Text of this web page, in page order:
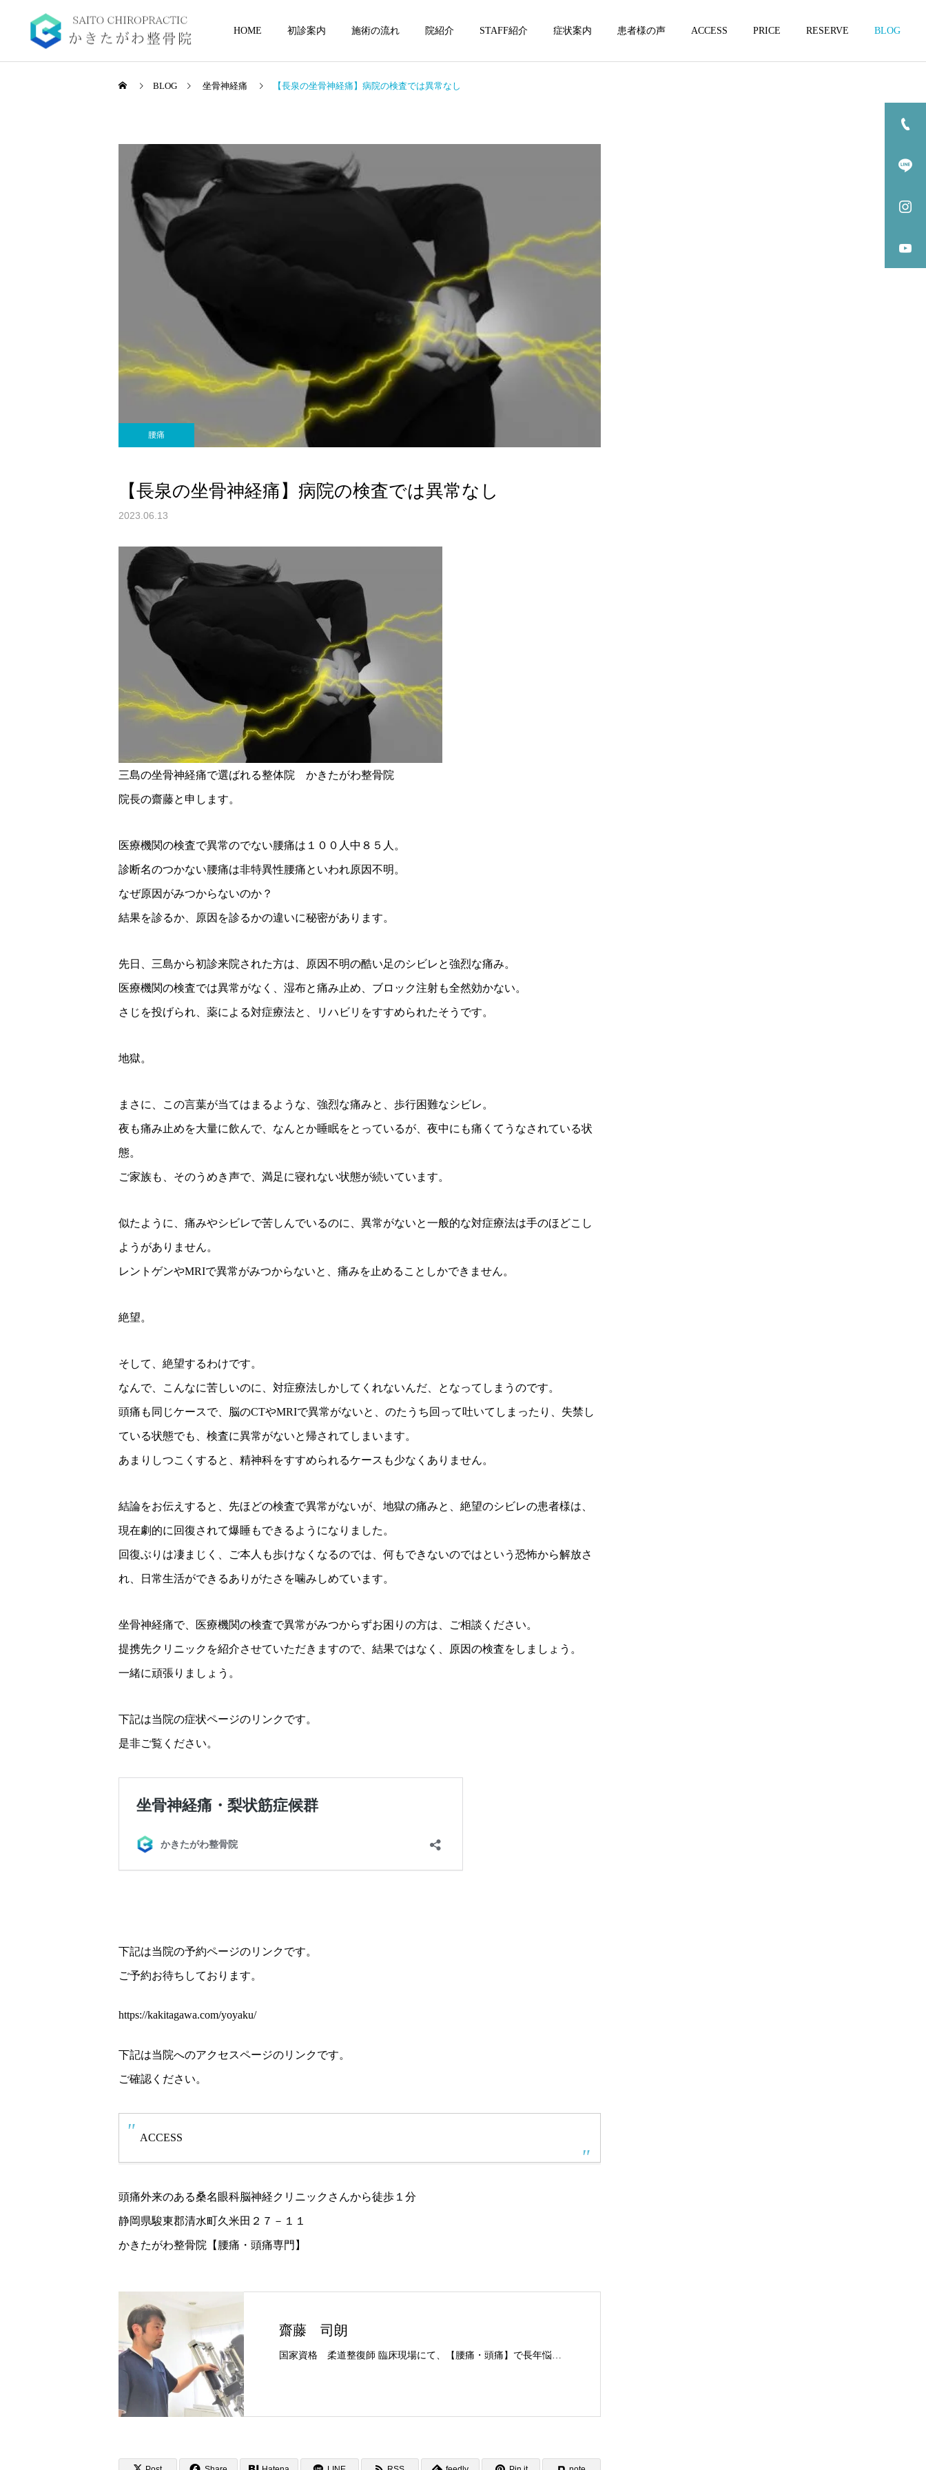
HOME 初診案内 施術の流れ 院紹介 STAFF紹介 症状案内 患者様の声 ACCESS PRICE RESERVE BLOG
起立性調節障害
起立性調節障害の症状5選
～理解と予防のために～
坐骨神経痛
坐骨神経痛の痛みや痺れの
特徴3選
坐骨神経痛とカイロプラク
BLOG 坐骨神経痛 【長泉の坐骨神経痛】病院の検査では異常なし
腰痛
【長泉の坐骨神経痛】病院の検査では異常なし
2023.06.13
三島の坐骨神経痛で選ばれる整体院 かきたがわ整骨院
院長の齋藤と申します。
医療機関の検査で異常のでない腰痛は１００人中８５人。
診断名のつかない腰痛は非特異性腰痛といわれ原因不明。
なぜ原因がみつからないのか？
結果を診るか、原因を診るかの違いに秘密があります。
先日、三島から初診来院された方は、原因不明の酷い足のシビレと強烈な痛み。
医療機関の検査では異常がなく、湿布と痛み止め、ブロック注射も全然効かない。
さじを投げられ、薬による対症療法と、リハビリをすすめられたそうです。
地獄。
まさに、この言葉が当てはまるような、強烈な痛みと、歩行困難なシビレ。
夜も痛み止めを大量に飲んで、なんとか睡眠をとっているが、夜中にも痛くてうなされている状
態。
ご家族も、そのうめき声で、満足に寝れない状態が続いています。
似たように、痛みやシビレで苦しんでいるのに、異常がないと一般的な対症療法は手のほどこし
ようがありません。
レントゲンやMRIで異常がみつからないと、痛みを止めることしかできません。
絶望。
そして、絶望するわけです。
なんで、こんなに苦しいのに、対症療法しかしてくれないんだ、となってしまうのです。
頭痛も同じケースで、脳のCTやMRIで異常がないと、のたうち回って吐いてしまったり、失禁し
ている状態でも、検査に異常がないと帰されてしまいます。
あまりしつこくすると、精神科をすすめられるケースも少なくありません。
結論をお伝えすると、先ほどの検査で異常がないが、地獄の痛みと、絶望のシビレの患者様は、
現在劇的に回復されて爆睡もできるようになりました。
回復ぶりは凄まじく、ご本人も歩けなくなるのでは、何もできないのではという恐怖から解放さ
れ、日常生活ができるありがたさを噛みしめています。
坐骨神経痛で、医療機関の検査で異常がみつからずお困りの方は、ご相談ください。
提携先クリニックを紹介させていただきますので、結果ではなく、原因の検査をしましょう。
一緒に頑張りましょう。
下記は当院の症状ページのリンクです。
是非ご覧ください。
下記は当院の予約ページのリンクです。
ご予約お待ちしております。
https://kakitagawa.com/yoyaku/
下記は当院へのアクセスページのリンクです。
ご確認ください。
ACCESS
頭痛外来のある桑名眼科脳神経クリニックさんから徒歩１分
静岡県駿東郡清水町久米田２７－１１
かきたがわ整骨院【腰痛・頭痛専門】
齋藤 司朗
国家資格 柔道整復師 臨床現場にて、【腰痛・頭痛】で長年悩み苦しんでいる方を、数えきれぬほど診させていただきました。 ようやく長年探し求めていた、根本療法にたどり着き、日々治療道を精進させていただいております。 全てのご縁を大切に、持てうる最善を尽くさせていただきます。